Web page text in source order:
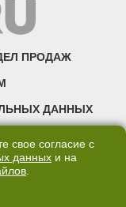
ПРОДАЖ
ДАННЫХ
до всеобщего
портал
свое согласие с
данных и на
.